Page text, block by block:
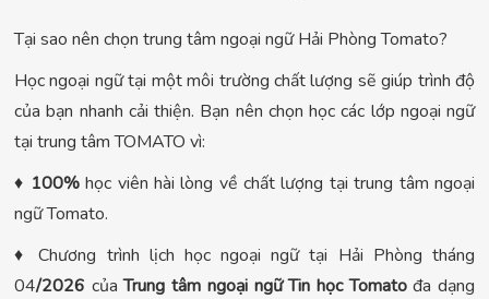
Tại sao nên chọn trung tâm ngoại ngữ Hải Phòng Tomato?
Học ngoại ngữ tại một môi trường chất lượng sẽ giúp trình độ
của bạn nhanh cải thiện. Bạn nên chọn học các lớp ngoại ngữ
tại trung tâm TOMATO vì:
♦ 100%học viên hài lòng về chất lượng tại trung tâm ngoại
ngữ Tomato.
♦ Chương trình lịch học ngoại ngữ tại Hải Phòng tháng
04/2026 củaTrung tâm ngoại ngữ Tin học Tomatođa dạng